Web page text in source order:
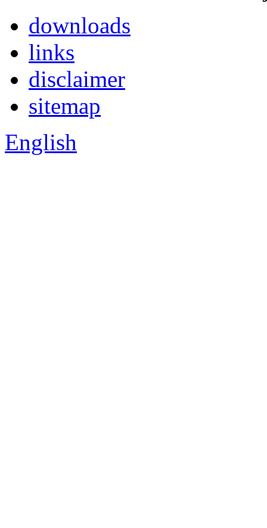
downloads
links
disclaimer
sitemap
English